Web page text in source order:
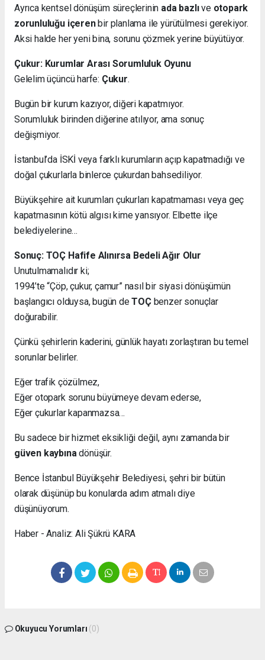
Ayrıca kentsel dönüşüm süreçlerinin ada bazlıve otopark
zorunluluğu içerenbir planlama ile yürütülmesi gerekiyor.
Aksi halde her yeni bina, sorunu çözmek yerine büyütüyor.
Çukur: Kurumlar Arası Sorumluluk Oyunu
Gelelim üçüncü harfe: Çukur.
Bugün bir kurum kazıyor, diğeri kapatmıyor.
Sorumluluk birinden diğerine atılıyor, ama sonuç
değişmiyor.
İstanbul’da İSKİ veya farklı kurumların açıp kapatmadığı ve
doğal çukurlarla binlerce çukurdan bahsediliyor.
Büyükşehire ait kurumları çukurları kapatmaması veya geç
kapatmasının kötü algısı kime yansıyor. Elbette ilçe
belediyelerine…
Sonuç: TOÇ Hafife Alınırsa Bedeli Ağır Olur
Unutulmamalıdır ki;
1994’te “Çöp, çukur, çamur” nasıl bir siyasi dönüşümün
başlangıcı olduysa, bugün deTOÇbenzer sonuçlar
doğurabilir.
Çünkü şehirlerin kaderini, günlük hayatı zorlaştıran bu temel
sorunlar belirler.
Eğer trafik çözülmez,
Eğer otopark sorunu büyümeye devam ederse,
Eğer çukurlar kapanmazsa…
Bu sadece bir hizmet eksikliği değil, aynı zamanda bir
güven kaybına dönüşür.
Bence İstanbul Büyükşehir Belediyesi, şehri bir bütün
olarak düşünüp bu konularda adım atmalı diye
düşünüyorum.
Haber - Analiz: Ali Şükrü KARA
Okuyucu Yorumları (0)